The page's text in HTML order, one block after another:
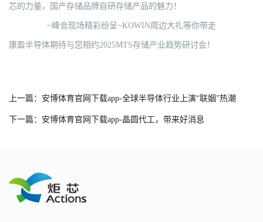
芯的力量，国产存储品牌自研存储产品的魅力！
~峰会现场精彩纷呈~KOWIN周边大礼等你带走
康盈半导体期待与您相约2025MTS存储产业趋势研讨会！
上一篇：安博体育官网下载app-全球半导体行业上演“联姻”热潮
下一篇：安博体育官网下载app-晶圆代工，带来好消息